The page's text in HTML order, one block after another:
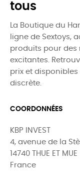
tous
La Boutique du
ligne de Sextoys,
produits pour des
excitantes.
prix et
discrète.
COORDONNÉES
KBP INVEST
4, avenue de la
14740 THUE ET MUE
France